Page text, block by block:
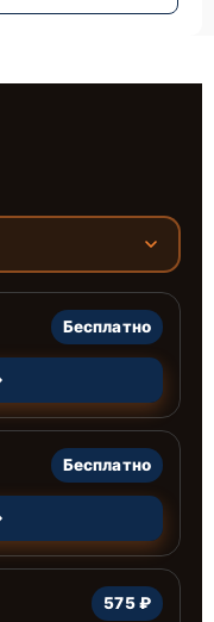
Бесплатно
Бесплатно
575 ₽